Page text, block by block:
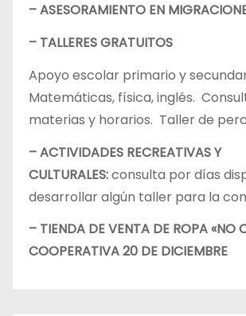
– ASESORAMIENTO EN
– TALLERES GRATUITOS
Apoyo escolar primario y
Matemáticas, física, inglés.
materias y horarios. Taller de
– ACTIVIDADES RECREATIVAS Y
CULTURALES:consulta por días
desarrollar algún taller para la
– TIENDA DE VENTA DE ROPA «NO
COOPERATIVA 20 DE DICIEMBRE